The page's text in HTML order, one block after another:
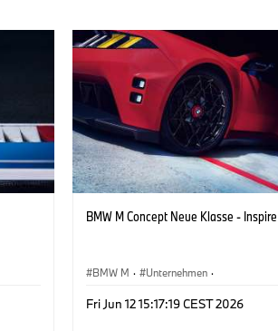
BMW M Concept Neue Klasse - Inspire
BMW M · Unternehmen ·
Fri Jun 12 15:17:19 CEST 2026